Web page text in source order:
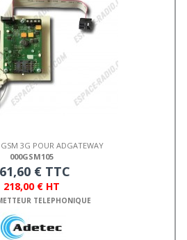
GSM 3G POUR ADGATEWAY
000GSM105
€ TTC
218,00 € HT
TELEPHONIQUE